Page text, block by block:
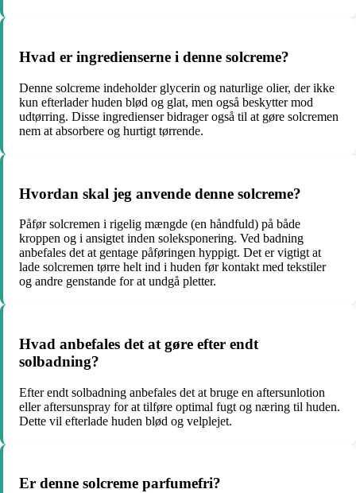
Hvad er ingredienserne i denne solcreme?
Denne solcreme indeholder glycerin og naturlige olier, der ikke
kun efterlader huden blød og glat, men også beskytter mod
udtørring. Disse ingredienser bidrager også til at gøre solcremen
nem at absorbere og hurtigt tørrende.
Hvordan skal jeg anvende denne solcreme?
Påfør solcremen i rigelig mængde (en håndfuld) på både
kroppen og i ansigtet inden soleksponering. Ved badning
anbefales det at gentage påføringen hyppigt. Det er vigtigt at
lade solcremen tørre helt ind i huden før kontakt med tekstiler
og andre genstande for at undgå pletter.
Hvad anbefales det at gøre efter endt
solbadning?
Efter endt solbadning anbefales det at bruge en aftersunlotion
eller aftersunspray for at tilføre optimal fugt og næring til huden.
Dette vil efterlade huden blød og velplejet.
Er denne solcreme parfumefri?